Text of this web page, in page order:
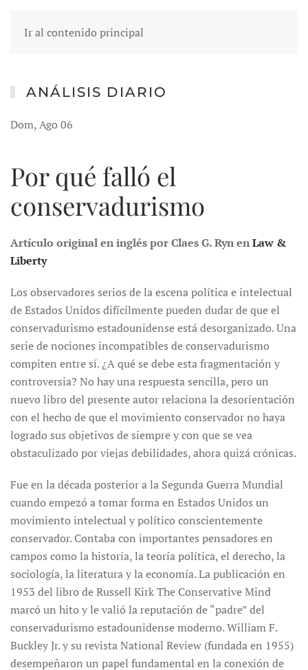
Ir al contenido principal
ANÁLISIS DIARIO
Dom, Ago 06
Por qué falló el
conservadurismo
Artículo original en inglés por Claes G. Ryn enLaw &
Liberty
Los observadores serios de la escena política e intelectual
de Estados Unidos difícilmente pueden dudar de que el
conservadurismo estadounidense está desorganizado. Una
serie de nociones incompatibles de conservadurismo
compiten entre sí. ¿A qué se debe esta fragmentación y
controversia? No hay una respuesta sencilla, pero un
nuevo libro del presente autor relaciona la desorientación
con el hecho de que el movimiento conservador no haya
logrado sus objetivos de siempre y con que se vea
obstaculizado por viejas debilidades, ahora quizá crónicas.
Fue en la década posterior a la Segunda Guerra Mundial
cuando empezó a tomar forma en Estados Unidos un
movimiento intelectual y político conscientemente
conservador. Contaba con importantes pensadores en
campos como la historia, la teoría política, el derecho, la
sociología, la literatura y la economía. La publicación en
1953 del libro de Russell Kirk The Conservative Mind
marcó un hito y le valió la reputación de “padre” del
conservadurismo estadounidense moderno. William F.
Buckley Jr. y su revista National Review (fundada en 1955)
desempeñaron un papel fundamental en la conexión de